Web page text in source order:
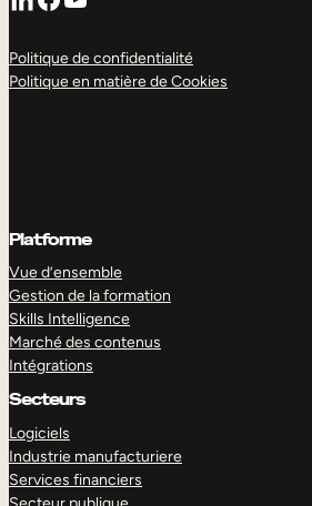
Politique de confidentialité
Politique en matière de Cookies
Platforme
Vue d’ensemble
Gestion de la formation
Skills Intelligence
Marché des contenus
Intégrations
Secteurs
Logiciels
Industrie manufacturiere
Services financiers